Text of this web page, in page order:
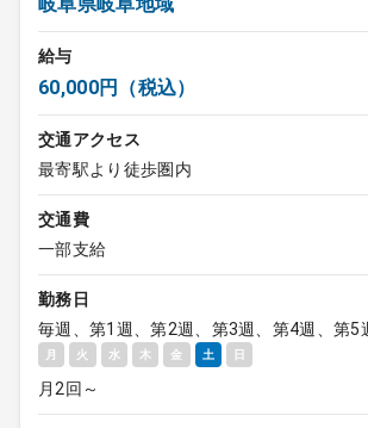
給与
60,000円（税込）
交通アクセス
最寄駅より徒歩圏内
交通費
一部支給
勤務日
毎週、第1週、第2週、第3週、第4週、第5
月 火 水 木 金 土 日
月2回～